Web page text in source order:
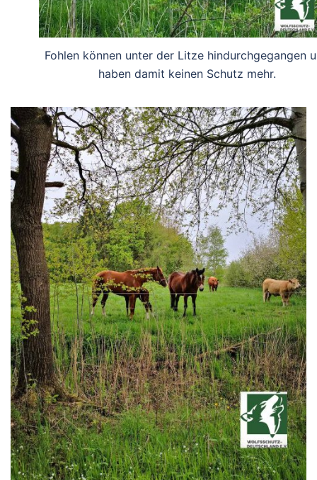
Fohlen können unter der Litze hindurchgegangen
haben damit keinen Schutz mehr.